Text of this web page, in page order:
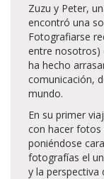
Zuzu y Peter,
encontró una
Fotografiarse
entre nosotros)
ha hecho
comunicación,
mundo.
En su primer
con hacer fotos
poniéndose
fotografías el
y la perspectiva